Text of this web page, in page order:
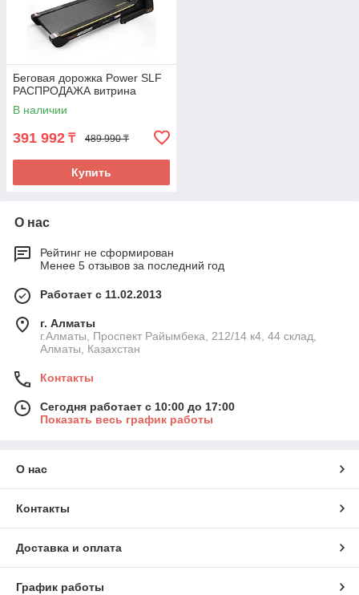
Беговая дорожка Power SLF
РАСПРОДАЖА витрина
В наличии
391 992 ₸ 489 990 ₸
Купить
О нас
Рейтинг не сформирован
Менее 5 отзывов за последний год
Работает с 11.02.2013
г. Алматы
г.Алматы, Проспект Райымбека, 212/14 к4, 44 склад,
Алматы, Казахстан
Контакты
Сегодня работает с 10:00 до 17:00
Показать весь график работы
О нас
Контакты
Доставка и оплата
График работы